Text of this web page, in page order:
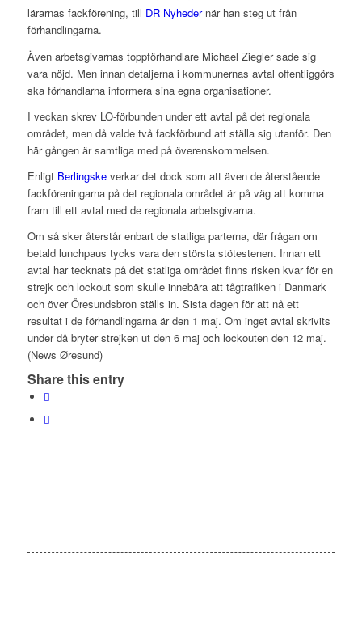
lärarnas fackförening, till DR Nyhedernär han steg ut från
förhandlingarna.
Även arbetsgivarnas toppförhandlare Michael Ziegler sade sig
vara nöjd. Men innan detaljerna i kommunernas avtal offentliggörs
ska förhandlarna informera sina egna organisationer.
I veckan skrev LO-förbunden under ett avtal på det regionala
området, men då valde två fackförbund att ställa sig utanför. Den
här gången är samtliga med på överenskommelsen.
Enligt Berlingskeverkar det dock som att även de återstående
fackföreningarna på det regionala området är på väg att komma
fram till ett avtal med de regionala arbetsgivarna.
Om så sker återstår enbart de statliga parterna, där frågan om
betald lunchpaus tycks vara den största stötestenen. Innan ett
avtal har tecknats på det statliga området finns risken kvar för en
strejk och lockout som skulle innebära att tågtrafiken i Danmark
och över Öresundsbron ställs in. Sista dagen för att nå ett
resultat i de förhandlingarna är den 1 maj. Om inget avtal skrivits
under då bryter strejken ut den 6 maj och lockouten den 12 maj.
(News Øresund)
Share this entry